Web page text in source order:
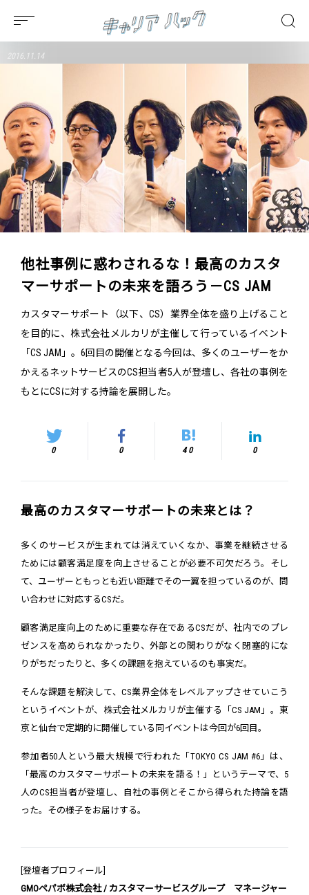
2016.11.14
他社事例に惑わされるな！最高のカスタ
マーサポートの未来を語ろう－CS JAM
カスタマーサポート（以下、CS）業界全体を盛り上げること
を目的に、株式会社メルカリが主催して行っているイベント
「CS JAM」。6回目の開催となる今回は、多くのユーザーをか
かえるネットサービスのCS担当者5人が登壇し、各社の事例を
もとにCSに対する持論を展開した。
0 0 40 0
最高のカスタマーサポートの未来とは？
多くのサービスが生まれては消えていくなか、事業を継続させる
ためには顧客満足度を向上させることが必要不可欠だろう。そし
て、ユーザーともっとも近い距離でその一翼を担っているのが、問
い合わせに対応するCSだ。
顧客満足度向上のために重要な存在であるCSだが、社内でのプレ
ゼンスを高められなかったり、外部との関わりがなく閉塞的にな
りがちだったりと、多くの課題を抱えているのも事実だ。
そんな課題を解決して、CS業界全体をレベルアップさせていこう
というイベントが、株式会社メルカリが主催する「CS JAM」。東
京と仙台で定期的に開催している同イベントは今回が6回目。
参加者50人という最大規模で行われた「TOKYO CS JAM #6」は、
「最高のカスタマーサポートの未来を語る！」というテーマで、5
人のCS担当者が登壇し、自社の事例とそこから得られた持論を語
った。その様子をお届けする。
[登壇者プロフィール]
GMOペパボ株式会社 / カスタマーサービスグループ マネージャー